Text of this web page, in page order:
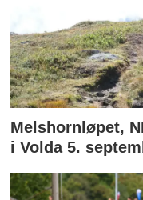
Melshornløpet,
i Volda 5.